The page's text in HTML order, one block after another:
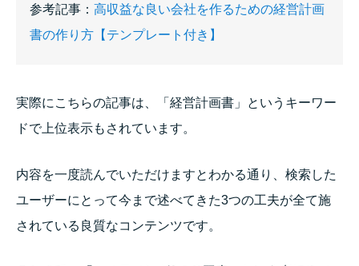
参考記事： 高収益な良い会社を作るための経営計画
書の作り方【テンプレート付き】
実際にこちらの記事は、「経営計画書」というキーワー
ドで上位表示もされています。
内容を一度読んでいただけますとわかる通り、検索した
ユーザーにとって今まで述べてきた3つの工夫が全て施
されている良質なコンテンツです。